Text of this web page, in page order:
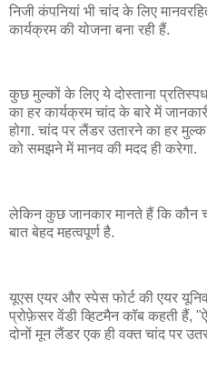
निजी कंपनियां भी चांद के लिए
कार्यक्रम की योजना बना रही हैं.
कुछ मुल्कों के लिए ये दोस्ताना
का हर कार्यक्रम चांद के बारे में
होगा. चांद पर लैंडर उतारने का हर
को समझने में मानव की मदद ही करेगा.
लेकिन कुछ जानकार मानते हैं कि कौन
बात बेहद महत्वपूर्ण है.
यूएस एयर और स्पेस फोर्ट की एयर
प्रोफ़ेसर वेंडी व्हिटमैन कॉब कहती हैं,
दोनों मून लैंडर एक ही वक्त चांद पर